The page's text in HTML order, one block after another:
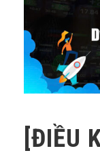
[ĐIỀU